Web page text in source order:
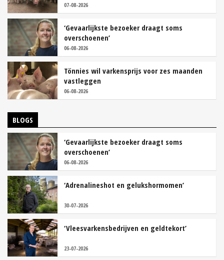
07-08-2026
‘Gevaarlijkste bezoeker draagt soms
overschoenen’
06-08-2026
Tönnies wil varkensprijs voor zes maanden
vastleggen
06-08-2026
BLOGS
‘Gevaarlijkste bezoeker draagt soms
overschoenen’
06-08-2026
‘Adrenalineshot en gelukshormomen’
30-07-2026
‘Vleesvarkensbedrijven en geldtekort’
23-07-2026